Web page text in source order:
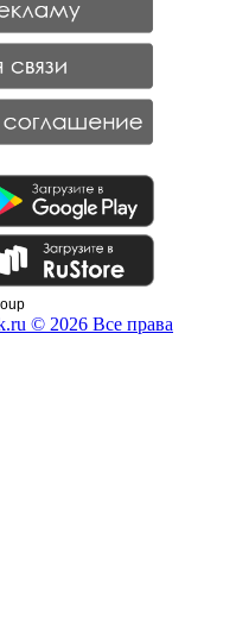
© 2026 Все права